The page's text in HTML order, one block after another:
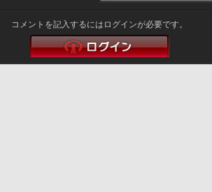
コメントを記入するにはログインが必要です。